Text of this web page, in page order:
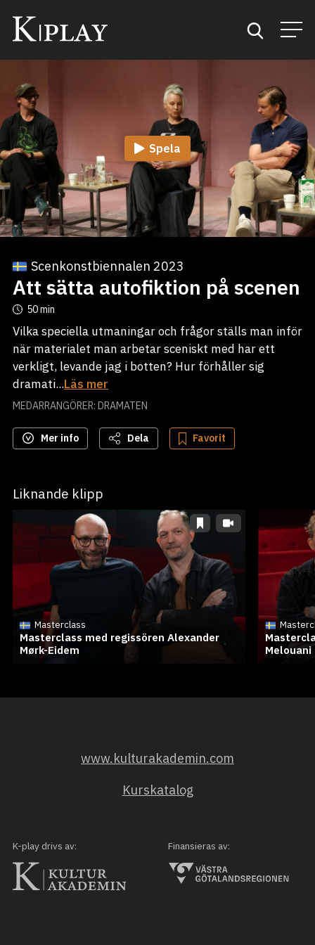
Start
Sök
Kategorier
Mina favoriter
Spela
Scenkonstbiennalen 2023
Att sätta autofiktion på scenen
50 min
Vilka speciella utmaningar och frågor ställs man inför
när materialet man arbetar sceniskt med har ett
verkligt, levande jag i botten? Hur förhåller sig
dramati...Läs mer
MEDARRANGÖRER: DRAMATEN
Mer info Dela Favorit
Liknande klipp
Masterclass
Masterclass med regissören Alexander
Mørk-Eidem
Melouani
www.kulturakademin.com
Kurskatalog
K-play drivs av: Finansieras av: